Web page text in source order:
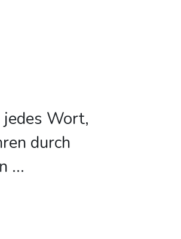
Wort,
durch
...